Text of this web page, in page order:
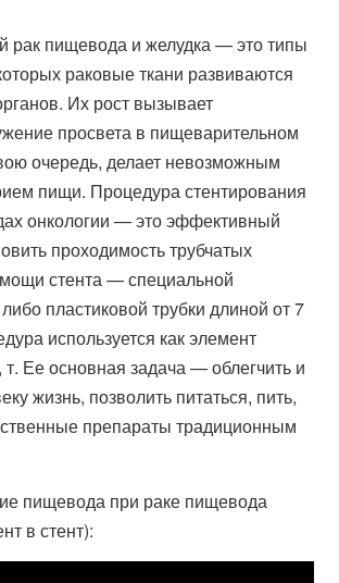
рак пищевода и желудка — это типы
раковые ткани развиваются
Их рост вызывает
просвета в пищеварительном
очередь, делает невозможным
пищи. Процедура стентирования
онкологии — это эффективный
проходимость трубчатых
стента — специальной
пластиковой трубки длиной от 7
используется как элемент
т. Ее основная задача — облегчить и
жизнь, позволить питаться, пить,
препараты традиционным
пищевода при раке пищевода
в стент):